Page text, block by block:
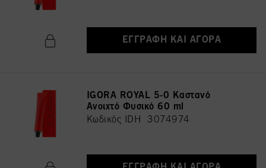
ΕΓΓΡΑΦΉ ΚΑΙ ΑΓΟΡΆ
IGORA ROYAL 5-0 Καστανό
Ανοιχτό Φυσικό 60 ml
Κωδικός IDH 3074974